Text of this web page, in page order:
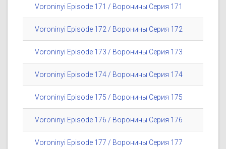
Voroninyi Episode 171 / Воронины Серия 171
Voroninyi Episode 172 / Воронины Серия 172
Voroninyi Episode 173 / Воронины Серия 173
Voroninyi Episode 174 / Воронины Серия 174
Voroninyi Episode 175 / Воронины Серия 175
Voroninyi Episode 176 / Воронины Серия 176
Voroninyi Episode 177 / Воронины Серия 177